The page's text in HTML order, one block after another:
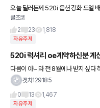
오늘 딜러분께 520i 옵션 강화 모델
아침까지 결정해서 알려준다고 했는데
프로모션이 약하기도
쿨초코
2
23 1,818
자유주제
520i 럭셔리 oe계약하신분 계
다름이 아니라 전 8월에나 받지 싶다
겟차129185
0
13 1,467
자유주제